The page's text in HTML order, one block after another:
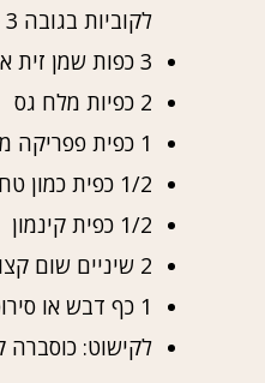
לקוביות בגובה 3 ס"מ
3 כפות שמן זית איכותי
2 כפיות מלח גס
1 כפית פפריקה מעושנת
1/2 כפית כמון טחון
1/2 כפית קינמון
2 שיניים שום קצוצות
1 כף דבש או סירופ אגבה (לגרסה טבעונית)
לקישוט: כוסברה